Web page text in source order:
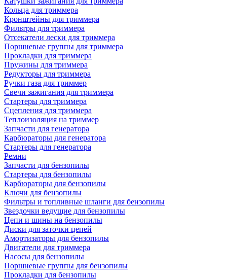
Кольца для триммера
Кронштейны для триммера
Фильтры для триммера
Отсекатели лески для триммера
Поршневые группы для триммера
Прокладки для триммера
Пружины для триммера
Редукторы для триммера
Ручки газа для триммер
Свечи зажигания для триммера
Стартеры для триммера
Сцепления для триммера
Теплоизоляция на триммер
Запчасти для генератора
Карбюраторы для генератора
Стартеры для генератора
Ремни
Запчасти для бензопилы
Стартеры для бензопилы
Карбюраторы для бензопилы
Ключи для бензопилы
Фильтры и топливные шланги для бензопилы
Звездочки ведущие для бензопилы
Цепи и шины на бензопилы
Диски для заточки цепей
Амортизаторы для бензопилы
Двигатели для триммера
Насосы для бензопилы
Поршневые группы для бензопилы
Прокладки для бензопилы